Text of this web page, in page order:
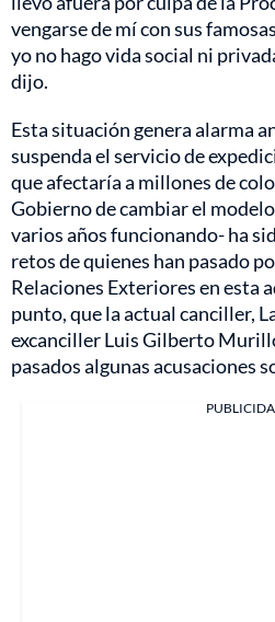
vengarse de mí con sus
yo no hago vida social ni
dijo.
Esta situación genera alarma
suspenda el servicio de
que afectaría a millones de
Gobierno de cambiar el
varios años funcionando- ha
retos de quienes han pasado
Relaciones Exteriores en esta
punto, que la actual canciller,
excanciller Luis Gilberto
pasados algunas acusaciones